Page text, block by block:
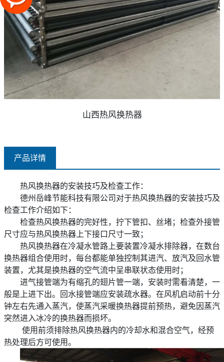
山西热风换热器
产品详情
热风换热器的安装技巧及检查工作：
德州岳峰节能科技有限公司对于热风换热器的安装技巧及
检查工作介绍如下：
检查热风换热器的完好性，拧下管扣、丝堵；检查外接管
尺寸应与热风换热器上下接口尺寸一致；
热风换热器在冷凝水管路上要装置冷凝水排除器，在数台
换热器组合使用时，每台都能单独控制其进汽、放汽及回水管
装置，尤其是换热器的空气流中呈串联状态使用时；
进气接管端为有缩孔的翅片管一端，安装时需看清楚，一
般是上进下出。回水接管端应安装疏水器。在风机启动前十分
钟左右先通入蒸汽，使蒸汽采暖换热器提前预热，避免因蒸汽
突然进入冰冷的换热器而损坏。
使用前须排除热风换热器内的冷却水和混合空气，经预
热处理后方可使用。